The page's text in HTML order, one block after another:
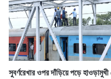
সুবর্ণরেখার ওপর দাঁড়িয়ে পড়ে হাওড়ামুখী